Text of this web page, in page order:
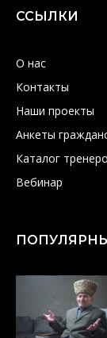
ССЫЛКИ
О нас
Контакты
Наши проекты
Анкеты
Каталог
Вебинар